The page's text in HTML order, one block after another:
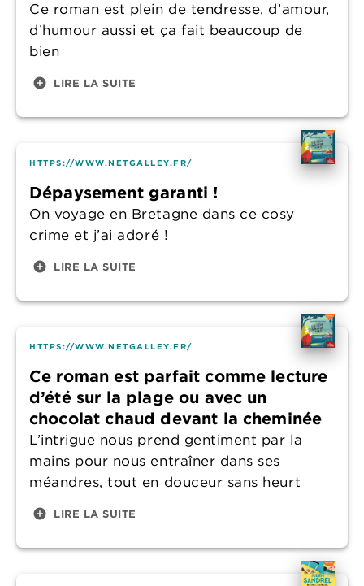
Ce roman est plein de tendresse, d’amour,
d’humour aussi et ça fait beaucoup de
bien
add_circle LIRE LA SUITE
HTTPS://WWW.NETGALLEY.FR/
Dépaysement garanti !
On voyage en Bretagne dans ce cosy
crime et j’ai adoré !
add_circle LIRE LA SUITE
HTTPS://WWW.NETGALLEY.FR/
Ce roman est parfait comme lecture
d’été sur la plage ou avec un
chocolat chaud devant la cheminée
L’intrigue nous prend gentiment par la
mains pour nous entraîner dans ses
méandres, tout en douceur sans heurt
add_circle LIRE LA SUITE